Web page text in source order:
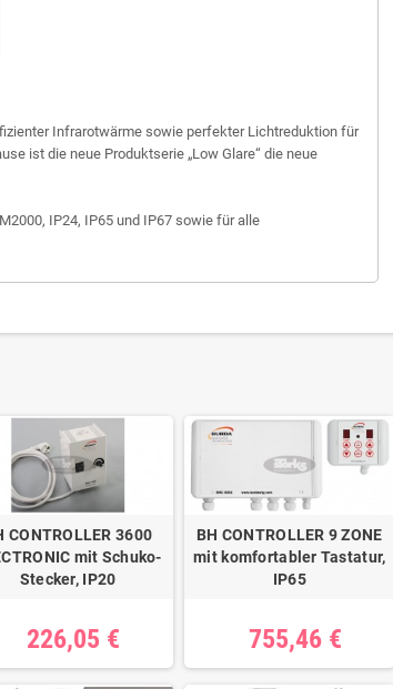
Infrarotwärme sowie perfekter Lichtreduktion für
ist die neue Produktserie „Low Glare“ die neue
IP24, IP65 und IP67 sowie für alle
CONTROLLER 3600
mit Schuko-
Stecker, IP20
226,05 €
BH CONTROLLER 9 ZONE
mit komfortabler Tastatur,
IP65
755,46 €